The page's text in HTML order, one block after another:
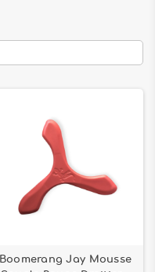
Boomerang Jay Mousse